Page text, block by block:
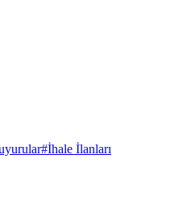
#İhale İlanları